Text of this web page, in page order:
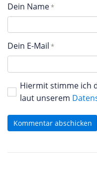
Dein Name
Dein E-Mail
Hiermit stimme ich
laut unserem
Kommentar abschicken